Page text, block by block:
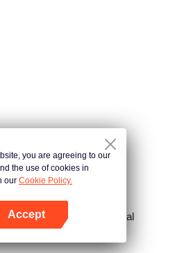
Shrine
de la Serpiente Espiritual
you are agreeing to our
the use of cookies in
our Cookie Policy.
Accept